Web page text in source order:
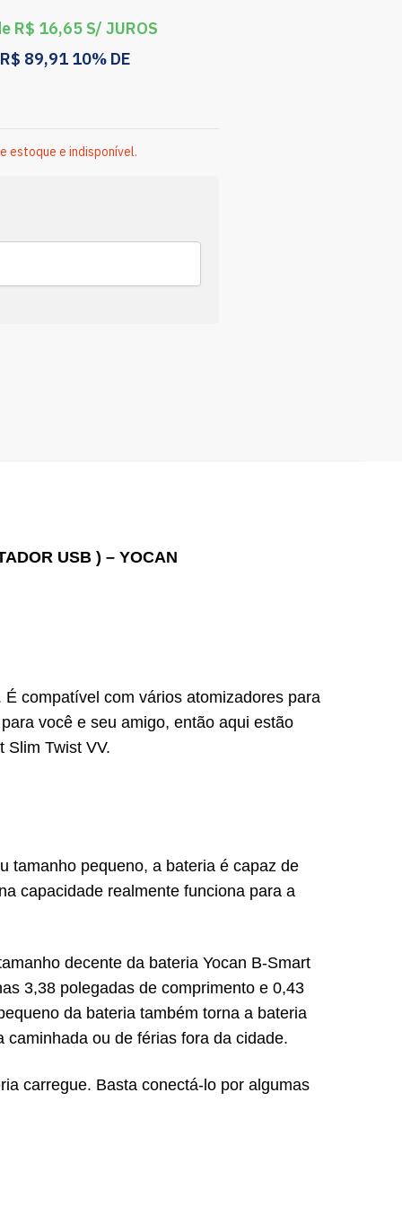
R$ 16,65 S/ JUROS
R$ 89,91 10% DE
estoque e indisponível.
USB ) – YOCAN
compatível com vários atomizadores para
você e seu amigo, então aqui estão
Slim Twist VV.
tamanho pequeno, a bateria é capaz de
capacidade realmente funciona para a
decente da bateria Yocan B-Smart
3,38 polegadas de comprimento e 0,43
da bateria também torna a bateria
ou de férias fora da cidade.
carregue. Basta conectá-lo por algumas